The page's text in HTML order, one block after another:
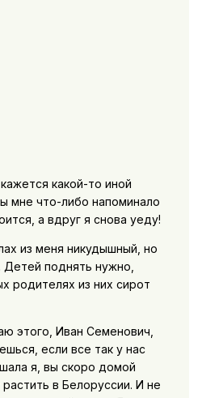
какой-то иной
мне что-либо напоминало
а вдруг я снова уеду!
из меня никудышный, но
поднять нужно,
родителях из них сирот
этого, Иван Семенович,
если все так у нас
я, вы скоро домой
в Белоруссии. И не